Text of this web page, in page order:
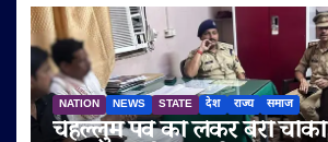
NATION NEWS STATE देश राज्य समाज